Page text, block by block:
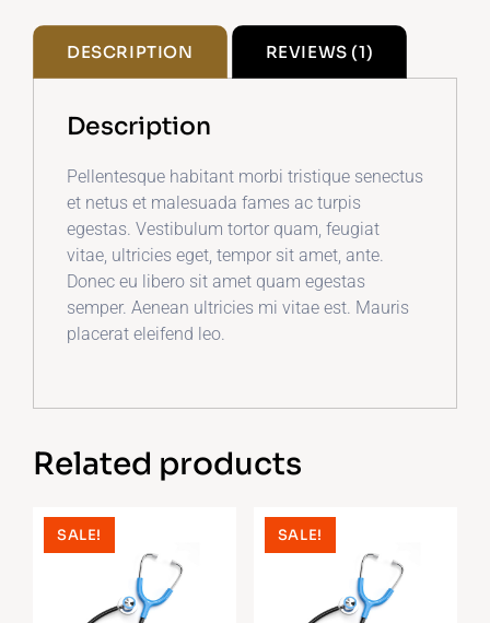
DESCRIPTION REVIEWS (1)
Description
Pellentesque habitant morbi tristique senectus
et netus et malesuada fames ac turpis
egestas. Vestibulum tortor quam, feugiat
vitae, ultricies eget, tempor sit amet, ante.
Donec eu libero sit amet quam egestas
semper. Aenean ultricies mi vitae est. Mauris
placerat eleifend leo.
Related products
SALE! SALE!